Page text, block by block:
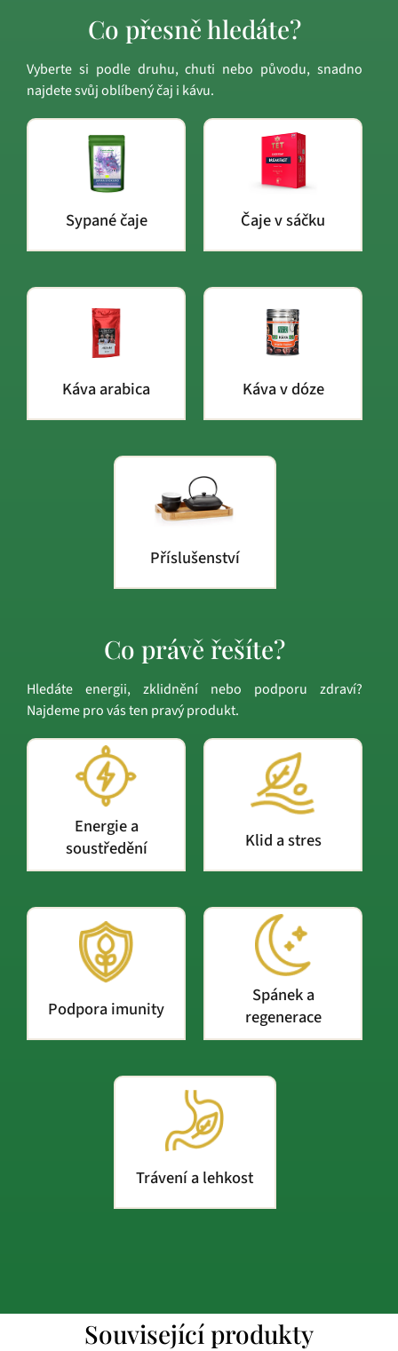
Co přesně hledáte?
Vyberte si podle druhu, chuti nebo původu, snadno
najdete svůj oblíbený čaj i kávu.
Sypané čaje Čaje v sáčku
Káva arabica Káva v dóze
Příslušenství
Co právě řešíte?
Hledáte energii, zklidnění nebo podporu zdraví?
Najdeme pro vás ten pravý produkt.
Energie a
soustředění
Klid a stres
Podpora imunity
Spánek a
regenerace
Trávení a lehkost
Související produkty